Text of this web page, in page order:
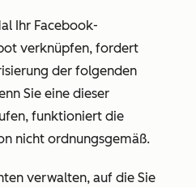
Ihr Facebook-
verknüpfen, fordert
der folgenden
Sie eine dieser
funktioniert die
nicht ordnungsgemäß.
verwalten, auf die Sie